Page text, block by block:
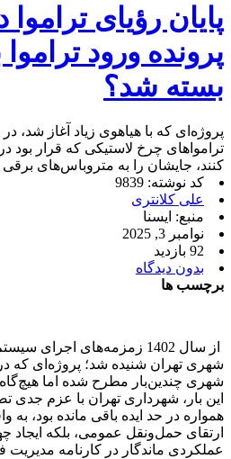
پایان رؤیای تراموا
پرونده ورود
بسته شد؟
پروژه‌ای که با هیاهوی زیاد آغاز شد،
ترامواهای چرخ لاستیکی که قرار بود
کنند، جایشان را به متروباس‌های برقی
کد نوشته: 9839
علی کلانتری
منبع: ایسنا
نوامبر 3, 2025
92 بازدید
بدون دیدگاه
برچسب ها
از سال 1402 زمزمه‌های
شهری تهران شنیده شد؛ پروژه‌ای که
شهری چندین‌بار مطرح شده اما هیچ‌گاه
این بار، شهرداری تهران با عزم
همواره در حد ایده باقی مانده بود، به
ارتقای حمل‌ونقل عمومی، بلکه ایجاد
عملکردی ماندگار در کارنامه مدیریت